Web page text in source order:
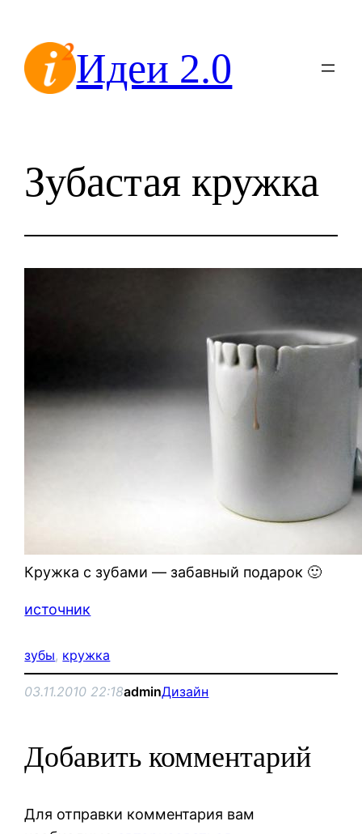
содержимомуИдеи 2.0
Зубастая кружка
Кружка с зубами — забавный подарок 🙂
источник
зубы, кружка
03.11.2010 22:18adminДизайн
Добавить комментарий
Для отправки комментария вам